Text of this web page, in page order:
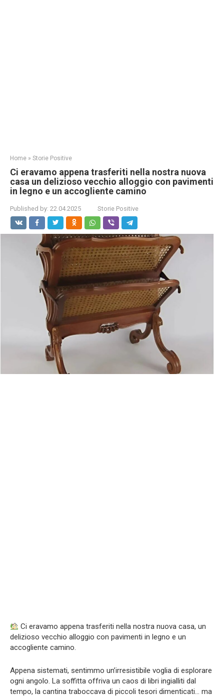
Home » Storie Positive
Ci eravamo appena trasferiti nella nostra nuova
casa un delizioso vecchio alloggio con pavimenti
in legno e un accogliente camino
Published by: 22.04.2025 Storie Positive
Ci eravamo appena trasferiti nella nostra nuova casa, un
delizioso vecchio alloggio con pavimenti in legno e un
accogliente camino.
Appena sistemati, sentimmo un’irresistibile voglia di esplorare
ogni angolo. La soffitta offriva un caos di libri ingialliti dal
tempo, la cantina traboccava di piccoli tesori dimenticati… ma